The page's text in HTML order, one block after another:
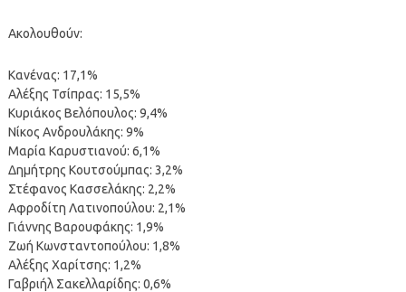
Ακολουθούν:
Κανένας: 17,1%
Αλέξης Τσίπρας: 15,5%
Κυριάκος Βελόπουλος: 9,4%
Νίκος Ανδρουλάκης: 9%
Μαρία Καρυστιανού: 6,1%
Δημήτρης Κουτσούμπας: 3,2%
Στέφανος Κασσελάκης: 2,2%
Αφροδίτη Λατινοπούλου: 2,1%
Γιάννης Βαρουφάκης: 1,9%
Ζωή Κωνσταντοπούλου: 1,8%
Αλέξης Χαρίτσης: 1,2%
Γαβριήλ Σακελλαρίδης: 0,6%